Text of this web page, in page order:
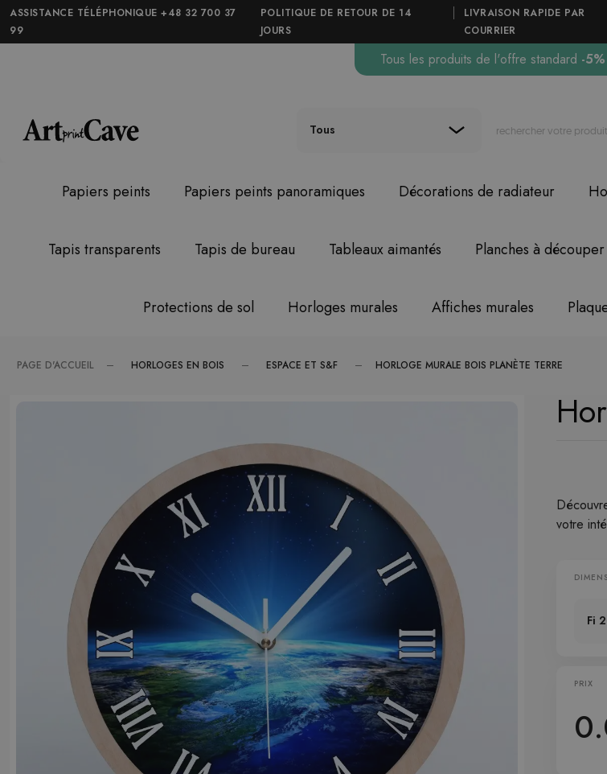
ASSISTANCE TÉLÉPHONIQUE +48 32 700 37
99
POLITIQUE DE RETOUR DE 14
JOURS
LIVRAISON RAPIDE PAR
COURRIER
Tous les produits de l'offre standard -5%
Tous
Papiers peints Papiers peints panoramiques Décorations de radiateur
Tapis transparents Tapis de bureau Tableaux aimantés Planches à découper
Protections de sol Horloges murales Affiches murales
PAGE D'ACCUEIL HORLOGES EN BOIS ESPACE ET S&F HORLOGE MURALE BOIS PLANÈTE TERRE
votre
Fi
PRIX